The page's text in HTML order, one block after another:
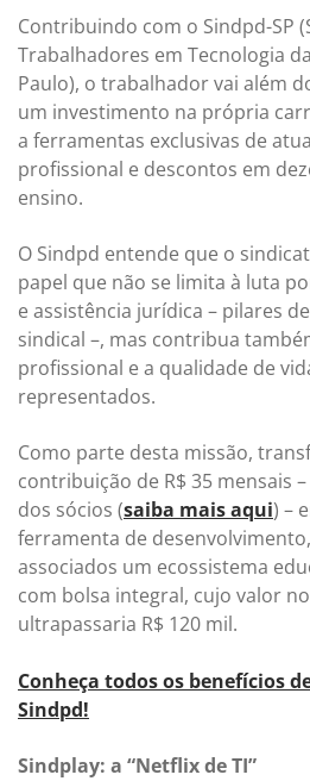
Contribuindo com o Sindpd-SP
Trabalhadores em Tecnologia
Paulo), o trabalhador vai além
um investimento na própria
a ferramentas exclusivas de
profissional e descontos em
ensino.
O Sindpd entende que o
papel que não se limita à luta
e assistência jurídica – pilares
sindical –, mas contribua
profissional e a qualidade de
representados.
Como parte desta missão,
contribuição de R$ 35 mensais
dos sócios (saiba mais aqui) –
ferramenta de
associados um ecossistema
com bolsa integral, cujo valor
ultrapassaria R$ 120 mil.
Conheça todos os benefícios
Sindpd!
Sindplay: a “Netflix de TI”